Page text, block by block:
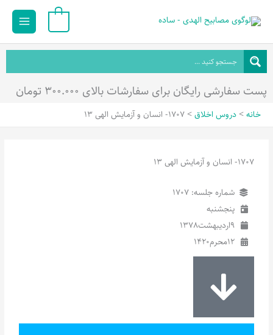
محتوا
Main
پست سفارشی رایگان برای سفارشات بالای ۳۰۰.۰۰۰ تومان
خانه دروس اخلاق 1707- انسان و آزمایش الهی 13
1707- انسان و آزمایش الهی 13
شماره جلسه: 1707
پنجشنبه
9اردیبهشت1378
12محرم1420